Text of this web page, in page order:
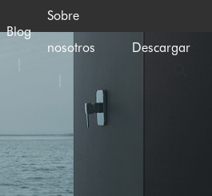
Blog
Sobre
nosotros Descargar